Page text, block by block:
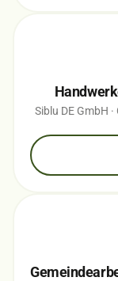
Siblu DE GmbH